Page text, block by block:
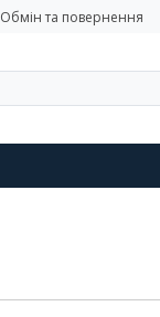
Обмін та повернення